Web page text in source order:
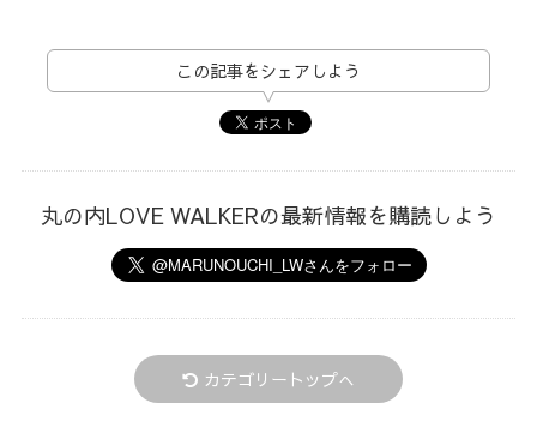
この記事をシェアしよう
丸の内LOVE WALKERの最新情報を購読しよう
カテゴリートップへ